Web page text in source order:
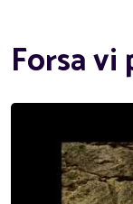
Forsa vi